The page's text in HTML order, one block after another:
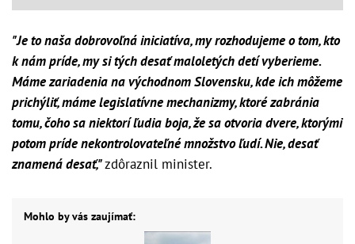
"Je to naša dobrovoľná iniciatíva, my rozhodujeme o tom, kto
k nám príde, my si tých desať maloletých detí vyberieme.
Máme zariadenia na východnom Slovensku, kde ich môžeme
prichýliť, máme legislatívne mechanizmy, ktoré zabránia
tomu, čoho sa niektorí ľudia boja, že sa otvoria dvere, ktorými
potom príde nekontrolovateľné množstvo ľudí. Nie, desať
znamená desať,"zdôraznil minister.
Mohlo by vás zaujímať: